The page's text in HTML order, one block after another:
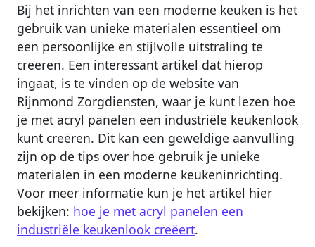
Bij het inrichten van een moderne keuken is het
gebruik van unieke materialen essentieel om
een persoonlijke en stijlvolle uitstraling te
creëren. Een interessant artikel dat hierop
ingaat, is te vinden op de website van
Rijnmond Zorgdiensten, waar je kunt lezen hoe
je met acryl panelen een industriële keukenlook
kunt creëren. Dit kan een geweldige aanvulling
zijn op de tips over hoe gebruik je unieke
materialen in een moderne keukeninrichting.
Voor meer informatie kun je het artikel hier
bekijken: hoe je met acryl panelen een
industriële keukenlook creëert.